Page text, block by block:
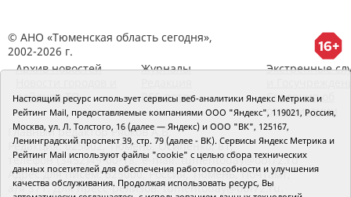
© АНО «Тюменская область сегодня»,
2002-2026 г.
Архив новостей
районов ТО
Журналы
RSS поток
Экстренные
Сведения об
организации
Главный редактор Рябков А.В.
Редакция: 625002, Тюмень, Осипенко, 81,
телефон (3452)49-00-18, e-mail: tumentoday@obl72.ru
Адрес для писем: 625000, Россия, Тюмень, Почтамт,
а/я 371. Для пресс-релизов: tumentoday@obl72.ru.
Настоящий ресурс использует сервисы веб-аналитики Яндекс Метрика и
Рейтинг Mail, предоставляемые компаниями ООО "Яндекс", 119021, Россия,
Москва, ул. Л. Толстого, 16 (далее — Яндекс) и ООО "ВК", 125167,
Ленинградский проспект 39, стр. 79 (далее - ВК). Сервисы Яндекс Метрика и
Рейтинг Mail используют файлы "cookie" с целью сбора технических
данных посетителей для обеспечения работоспособности и улучшения
качества обслуживания. Продолжая использовать ресурс, Вы